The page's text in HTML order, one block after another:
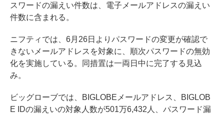
スワードの漏えい件数は、電子メールアドレスの漏えい
件数に含まれる。
ニフティでは、6月26日よりパスワードの変更が確認で
きないメールアドレスを対象に、順次パスワードの無効
化を実施している。同措置は一両日中に完了する見込
み。
ビッグローブでは、BIGLOBEメールアドレス、BIGLOB
E IDの漏えいの対象人数が501万6,432人、パスワード漏